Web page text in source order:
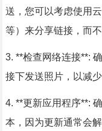
送，您可以考虑使用
等）来分享链接，而
3. **检查网络连接**:
接下发送照片，以减
4. **更新应用程序**:
本，因为更新通常会